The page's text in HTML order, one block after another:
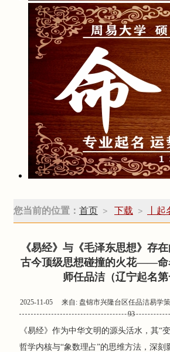
您当前的位置： 首页 > 下载 > 丨起
《易经》与《毛泽东思想》存
古今顶级思想碰撞的火花——命
师任品洁（辽宁起名第
2025-11-05 来自: 盘锦市兴隆台区任品洁易学
93
《易经》作为中华文明的源头活水，其“
哲学内核与“象数理占”的思维方法，深刻